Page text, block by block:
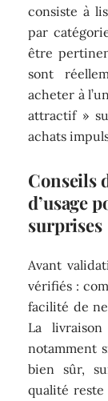
consiste à
par
être
sont
acheter à
attractif »
achats
Conseils
d’usage
surprises
Avant
vérifiés :
facilité de
La
notamment
bien sûr,
qualité